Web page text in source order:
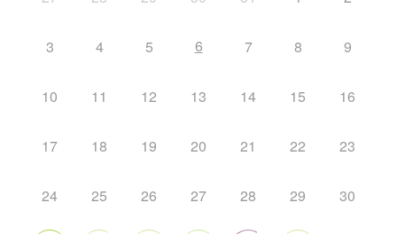
3 4 5 6 7 8 9
10 11 12 13 14 15 16
17 18 19 20 21 22 23
24 25 26 27 28 29 30